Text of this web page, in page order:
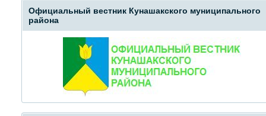
Официальный вестник Кунашакского муниципального
района